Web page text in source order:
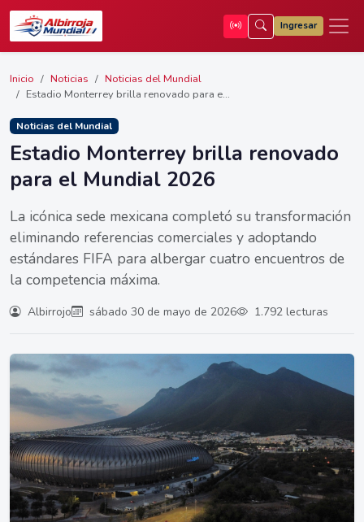
Ingresar
Inicio Noticias
Noticias del Mundial
Estadio Monterrey brilla renovado para e...
Noticias del Mundial
Estadio Monterrey brilla renovado
para el Mundial 2026
La icónica sede mexicana completó su transformación
eliminando referencias comerciales y adoptando
estándares FIFA para albergar cuatro encuentros de
la competencia máxima.
Albirrojo sábado 30 de mayo de 2026 1.792 lecturas